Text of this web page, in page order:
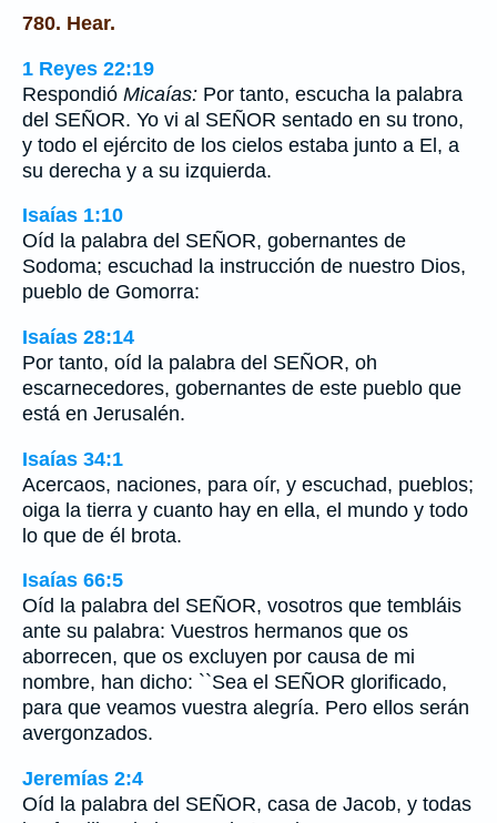
780. Hear.
1 Reyes 22:19
Respondió Micaías: Por tanto, escucha la palabra
del SEÑOR. Yo vi al SEÑOR sentado en su trono,
y todo el ejército de los cielos estaba junto a El, a
su derecha y a su izquierda.
Isaías 1:10
Oíd la palabra del SEÑOR, gobernantes de
Sodoma; escuchad la instrucción de nuestro Dios,
pueblo de Gomorra:
Isaías 28:14
Por tanto, oíd la palabra del SEÑOR, oh
escarnecedores, gobernantes de este pueblo que
está en Jerusalén.
Isaías 34:1
Acercaos, naciones, para oír, y escuchad, pueblos;
oiga la tierra y cuanto hay en ella, el mundo y todo
lo que de él brota.
Isaías 66:5
Oíd la palabra del SEÑOR, vosotros que tembláis
ante su palabra: Vuestros hermanos que os
aborrecen, que os excluyen por causa de mi
nombre, han dicho: ``Sea el SEÑOR glorificado,
para que veamos vuestra alegría. Pero ellos serán
avergonzados.
Jeremías 2:4
Oíd la palabra del SEÑOR, casa de Jacob, y todas